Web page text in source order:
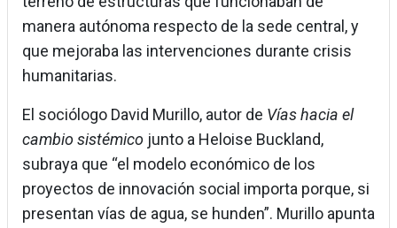
manera autónoma respecto de la sede central, y
que mejoraba las intervenciones durante crisis
humanitarias.
El sociólogo David Murillo, autor de Vías hacia el
cambio sistémico junto a Heloise Buckland,
subraya que “el modelo económico de los
proyectos de innovación social importa porque, si
presentan vías de agua, se hunden”. Murillo apunta